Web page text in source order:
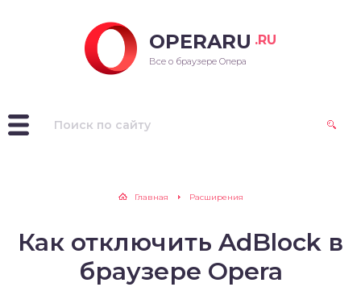
OPERARU .RU
Все о браузере Опера
Главная Расширения
Как отключить AdBlock в
браузере Opera
для Windows
для Linux